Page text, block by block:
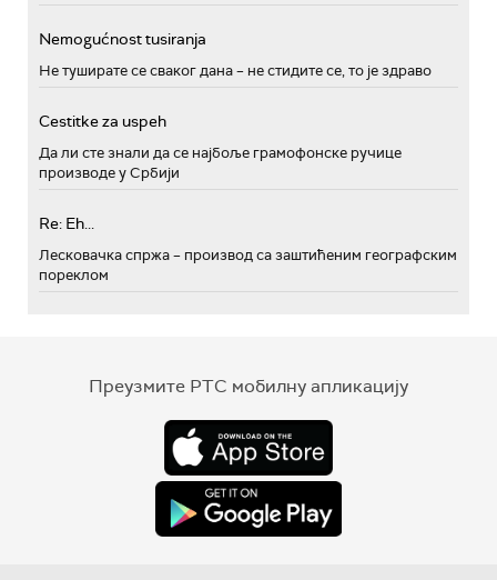
Nemogućnost tusiranja
Не туширате се сваког дана – не стидите се, то је здраво
Cestitke za uspeh
Да ли сте знали да се најбоље грамофонске ручице
производе у Србији
Re: Eh...
Лесковачка спржа – производ са заштићеним географским
пореклом
Преузмите РТС мобилну апликацију